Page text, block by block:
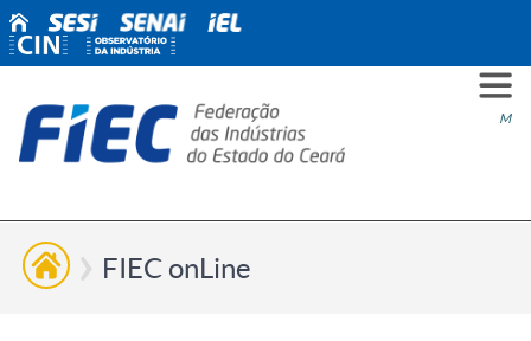
Menu
VOCÊ
ESG
NÓS
FIEC onLine